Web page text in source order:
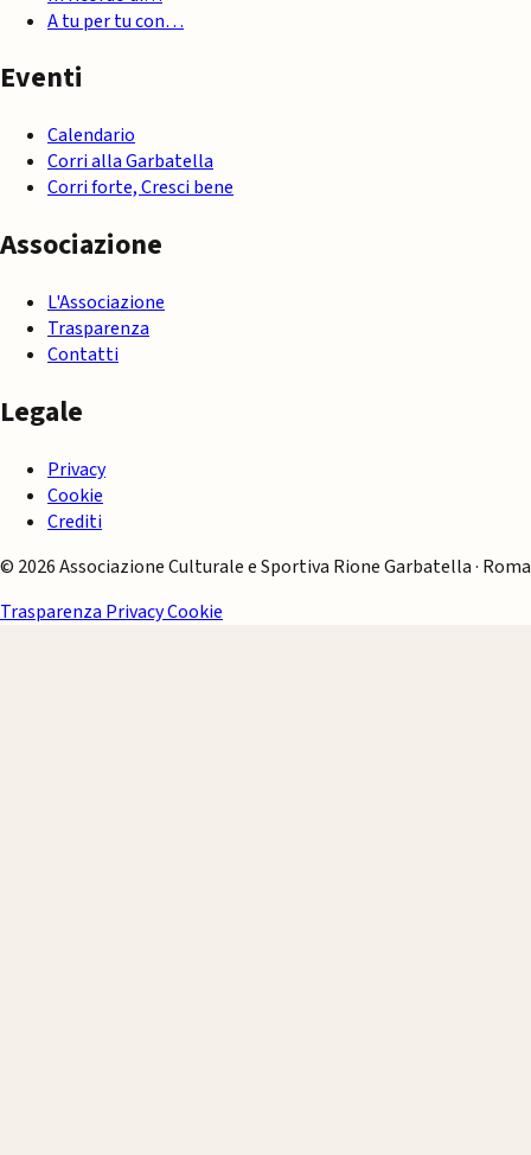
A tu per tu con…
Eventi
Calendario
Corri alla Garbatella
Corri forte, Cresci bene
Associazione
L'Associazione
Trasparenza
Contatti
Legale
Privacy
Cookie
Crediti
© 2026 Associazione Culturale e Sportiva Rione Garbatella · Roma
Trasparenza PrivacyCookie